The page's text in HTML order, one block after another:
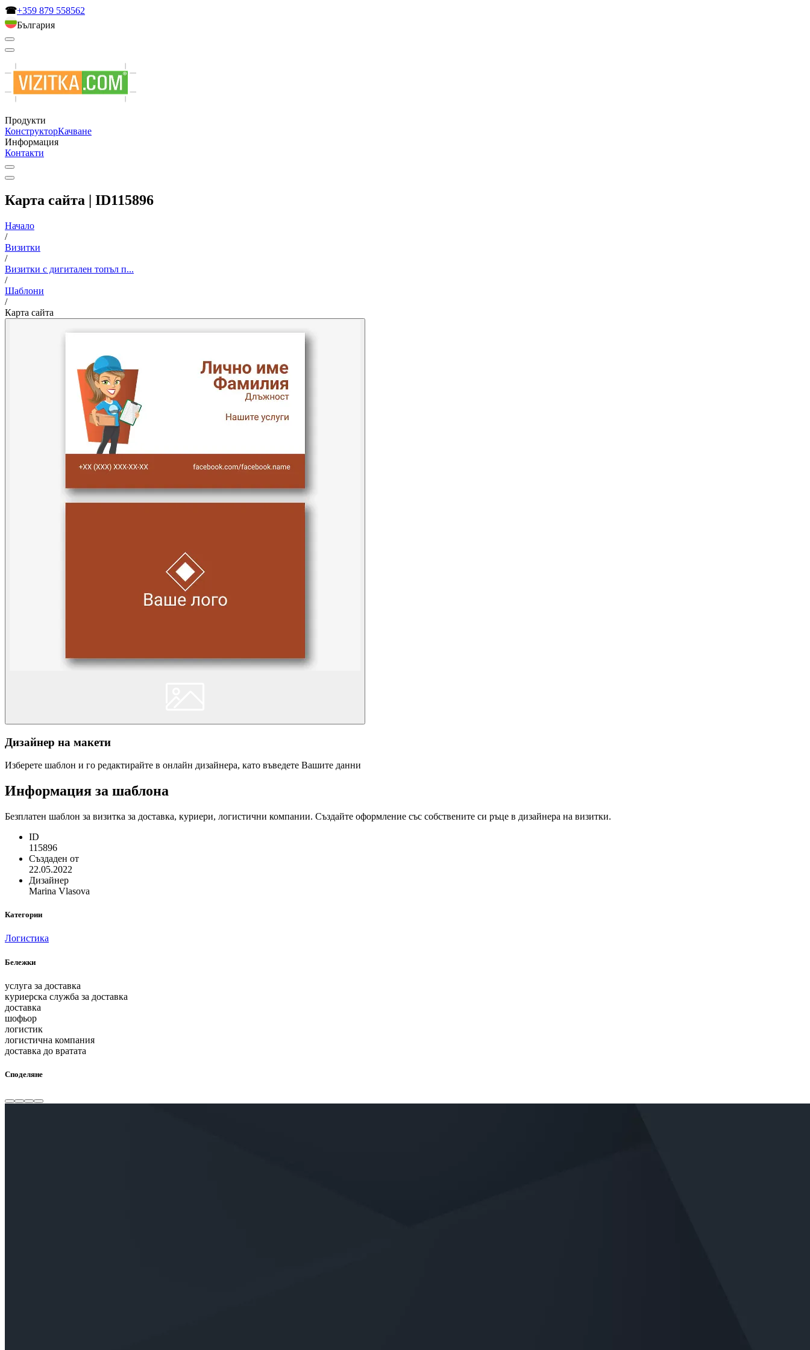
☎+359 879 558562
България
Продукти
КонструкторКачване
Информация
Контакти
Карта сайта | ID115896
Начало
/
Визитки
/
Визитки с дигитален топъл п...
/
Шаблони
/
Карта сайта
Дизайнер на макети
Изберете шаблон и го редактирайте в онлайн дизайнера, като въведете Вашите данни
Информация за шаблона
Безплатен шаблон за визитка за доставка, куриери, логистични компании. Създайте оформление със собствените си ръце в дизайнера на визитки.
ID
115896
Създаден от
22.05.2022
Дизайнер
Marina Vlasova
Категории
Логистика
Бележки
услуга за доставка
куриерска служба за доставка
доставка
шофьор
логистик
логистична компания
доставка до вратата
Споделяне